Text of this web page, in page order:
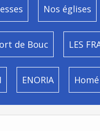
Nos églises
de Bouc LES
ENORIA